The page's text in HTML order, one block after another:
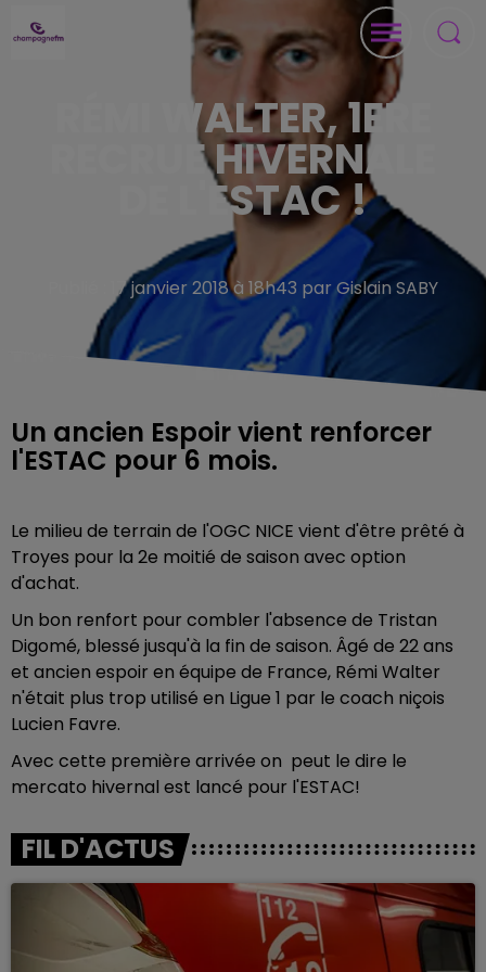
RÉMI WALTER, 1ERE
RECRUE HIVERNALE
DE L'ESTAC !
Publié : 17 janvier 2018 à 18h43 par Gislain SABY
Un ancien Espoir vient renforcer
l'ESTAC pour 6 mois.
Le milieu de terrain de l'OGC NICE vient d'être prêté à
Troyes pour la 2e moitié de saison avec option
d'achat.
Un bon renfort pour combler l'absence de Tristan
Digomé, blessé jusqu'à la fin de saison. Âgé de 22 ans
et ancien espoir en équipe de France, Rémi Walter
n'était plus trop utilisé en Ligue 1 par le coach niçois
Lucien Favre.
Avec cette première arrivée on peut le dire le
mercato hivernal est lancé pour l'ESTAC!
FIL D'ACTUS